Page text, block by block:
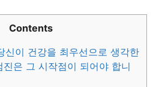
Contents
신이 건강을 최우선으로 생각한
진은 그 시작점이 되어야 합니